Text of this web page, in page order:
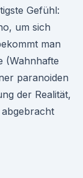
Gefühl:
um sich
man
(Wahnhafte
paranoiden
der Realität,